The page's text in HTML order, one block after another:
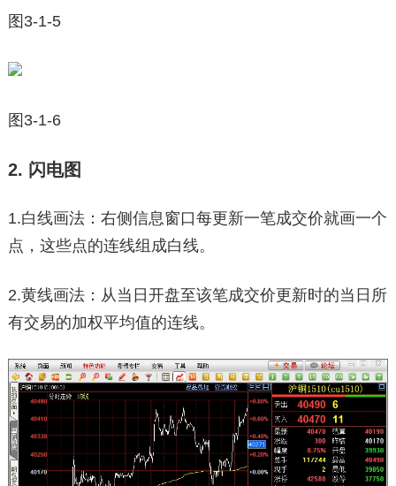
图3-1-5
图3-1-6
2. 闪电图
1.白线画法：右侧信息窗口每更新一笔成交价就画一个
点，这些点的连线组成白线。
2.黄线画法：从当日开盘至该笔成交价更新时的当日所
有交易的加权平均值的连线。